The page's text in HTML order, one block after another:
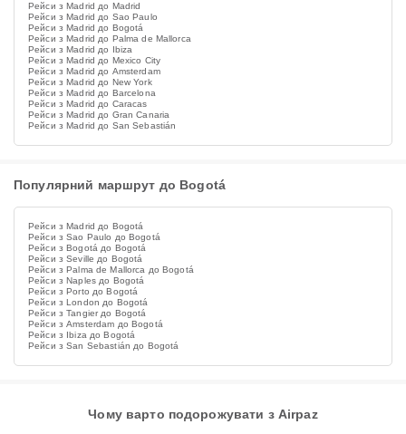
Рейси з Madrid до Madrid
Рейси з Madrid до Sao Paulo
Рейси з Madrid до Bogotá
Рейси з Madrid до Palma de Mallorca
Рейси з Madrid до Ibiza
Рейси з Madrid до Mexico City
Рейси з Madrid до Amsterdam
Рейси з Madrid до New York
Рейси з Madrid до Barcelona
Рейси з Madrid до Caracas
Рейси з Madrid до Gran Canaria
Рейси з Madrid до San Sebastián
Популярний маршрут до Bogotá
Рейси з Madrid до Bogotá
Рейси з Sao Paulo до Bogotá
Рейси з Bogotá до Bogotá
Рейси з Seville до Bogotá
Рейси з Palma de Mallorca до Bogotá
Рейси з Naples до Bogotá
Рейси з Porto до Bogotá
Рейси з London до Bogotá
Рейси з Tangier до Bogotá
Рейси з Amsterdam до Bogotá
Рейси з Ibiza до Bogotá
Рейси з San Sebastián до Bogotá
Чому варто подорожувати з Airpaz